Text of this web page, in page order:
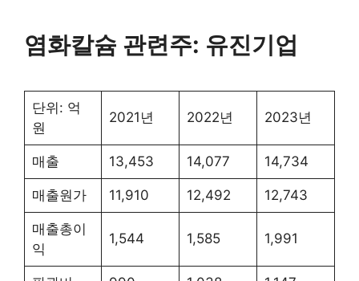
염화칼슘 관련주: 유진기업
단위: 억
원
2021년 2022년 2023년
매출 13,453 14,077 14,734
매출원가 11,910 12,492 12,743
매출총이
익
1,544 1,585 1,991